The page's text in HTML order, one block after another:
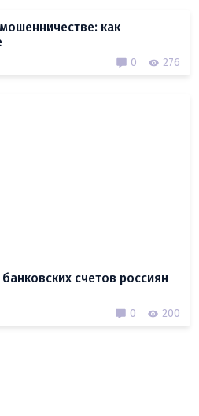
как
0 276
счетов россиян
0 200